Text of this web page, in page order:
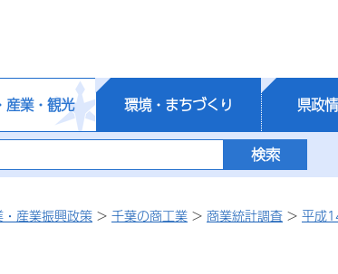
産業・観光 環境・まちづくり 県政
産業振興政策 > 千葉の商工業 > 商業統計調査 > 平成